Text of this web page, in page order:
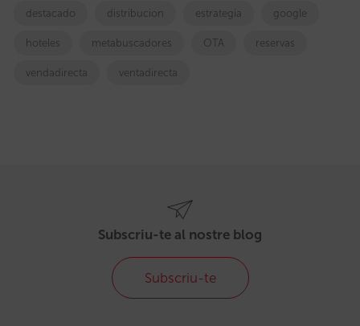
destacado distribucion estrategia google
hoteles metabuscadores OTA reservas
vendadirecta ventadirecta
Subscriu-te al nostre blog
Subscriu-te